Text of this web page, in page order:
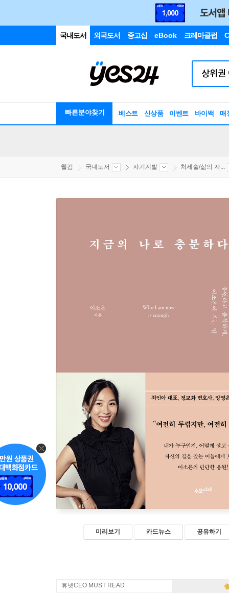
국내도서 외국도서 중고샵 eBook 크레마클럽
빠른분야찾기 베스트 신상품 이벤트 바이백 매
웰컴 국내도서 자기계발 처세술/삶의 자...
미리보기 카드뉴스 공유하기
휴넷CEO MUST READ